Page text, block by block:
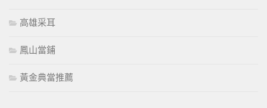
高雄采耳
鳳山當鋪
黃金典當推薦